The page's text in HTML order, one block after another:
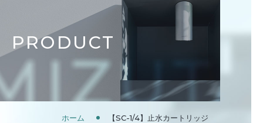
PRODUCT
ホーム 【SC-1/4】止水カートリッジ